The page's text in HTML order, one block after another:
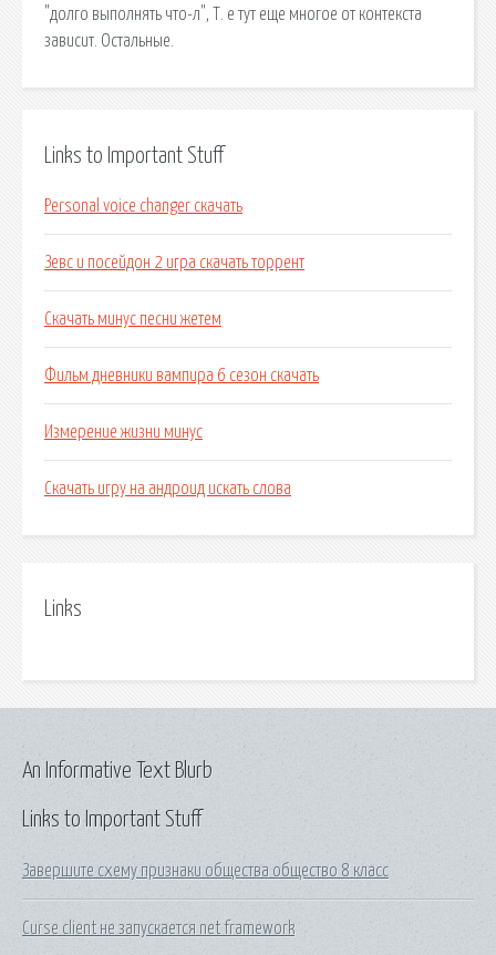
"долго выполнять что-л", Т. е тут еще многое от контекста
зависит. Остальные.
Links to Important Stuff
Personal voice changer скачать
Зевс и посейдон 2 игра скачать торрент
Скачать минус песни жетем
Фильм дневники вампира 6 сезон скачать
Измерение жизни минус
Скачать игру на андроид искать слова
Links
Links to Important Stuff
Завершите схему признаки общества общество 8 класс
Curse client не запускается net framework
An Informative Text Blurb